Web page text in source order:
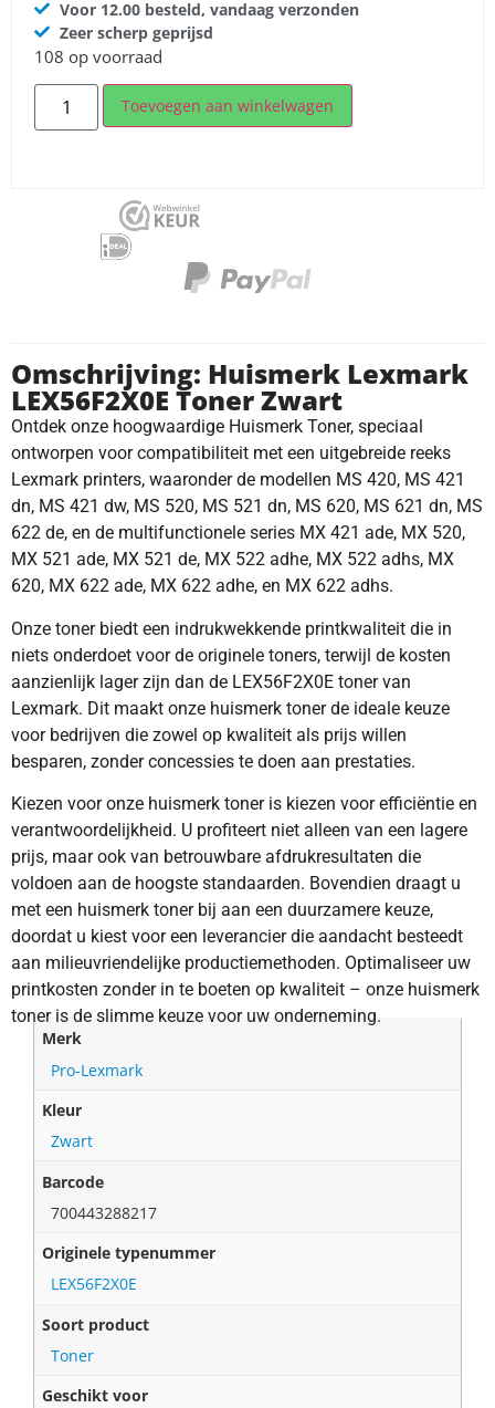
Voor 12.00 besteld, vandaag verzonden
Zeer scherp geprijsd
108 op voorraad
Toevoegen aan winkelwagen
Omschrijving: Huismerk Lexmark
LEX56F2X0E Toner Zwart
Ontdek onze hoogwaardige Huismerk Toner, speciaal
ontworpen voor compatibiliteit met een uitgebreide reeks
Lexmark printers, waaronder de modellen MS 420, MS 421
dn, MS 421 dw, MS 520, MS 521 dn, MS 620, MS 621 dn, MS
622 de, en de multifunctionele series MX 421 ade, MX 520,
MX 521 ade, MX 521 de, MX 522 adhe, MX 522 adhs, MX
620, MX 622 ade, MX 622 adhe, en MX 622 adhs.
Onze toner biedt een indrukwekkende printkwaliteit die in
niets onderdoet voor de originele toners, terwijl de kosten
aanzienlijk lager zijn dan de LEX56F2X0E toner van
Lexmark. Dit maakt onze huismerk toner de ideale keuze
voor bedrijven die zowel op kwaliteit als prijs willen
besparen, zonder concessies te doen aan prestaties.
Kiezen voor onze huismerk toner is kiezen voor efficiëntie en
verantwoordelijkheid. U profiteert niet alleen van een lagere
prijs, maar ook van betrouwbare afdrukresultaten die
voldoen aan de hoogste standaarden. Bovendien draagt u
met een huismerk toner bij aan een duurzamere keuze,
doordat u kiest voor een leverancier die aandacht besteedt
aan milieuvriendelijke productiemethoden. Optimaliseer uw
printkosten zonder in te boeten op kwaliteit – onze huismerk
toner is de slimme keuze voor uw onderneming.
Merk
Pro-Lexmark
Kleur
Zwart
Barcode
700443288217
Originele typenummer
LEX56F2X0E
Soort product
Toner
Geschikt voor